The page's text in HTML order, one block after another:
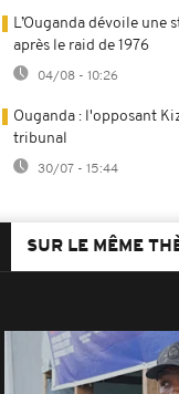
L’Ouganda dévoile une
après le raid de 1976
04/08 - 10:26
Ouganda : l'opposant
tribunal
30/07 - 15:44
SUR LE MÊME